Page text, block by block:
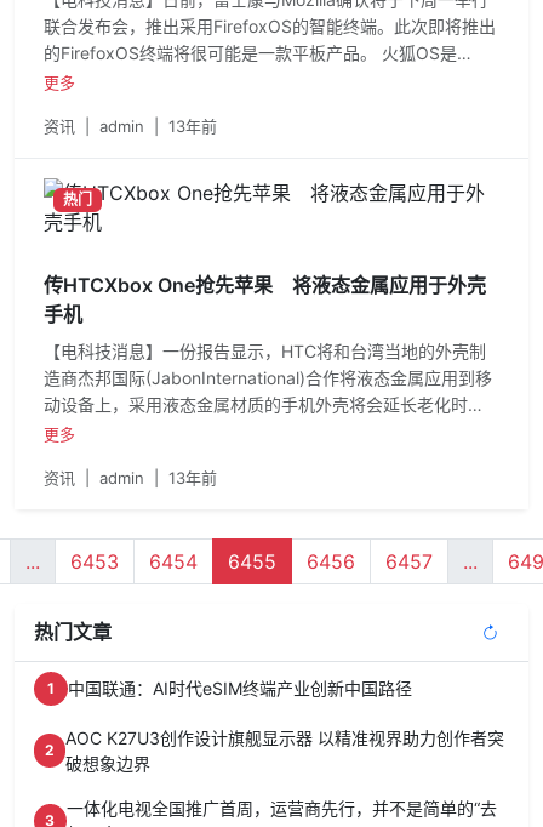
联合发布会，推出采用FirefoxOS的智能终端。此次即将推出
的FirefoxOS终端将很可能是一款平板产品。 火狐OS是
Mozilla主要面向中低端智能手
更多
资讯 admin 13年前
热门
传HTCXbox One抢先苹果 将液态金属应用于外壳
手机
【电科技消息】一份报告显示，HTC将和台湾当地的外壳制
造商杰邦国际(JabonInternational)合作将液态金属应用到移
动设备上，采用液态金属材质的手机外壳将会延长老化时
间，并且在强度和耐磨度
更多
资讯 admin 13年前
... 6453 6454 6455 6456 6457 ...
热门文章
1 中国联通：AI时代eSIM终端产业创新中国路径
2
AOC K27U3创作设计旗舰显示器 以精准视界助力创作者突
破想象边界
3
一体化电视全国推广首周，运营商先行，并不是简单的“去